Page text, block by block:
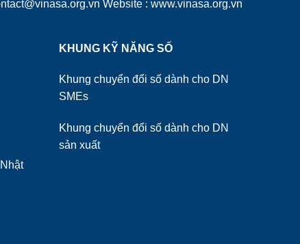
Website : www.vinasa.org.vn
KHUNG KỸ NĂNG SỐ
Khung chuyển đổi số dành cho DN
SMEs
Khung chuyển đổi số dành cho DN
sản xuất